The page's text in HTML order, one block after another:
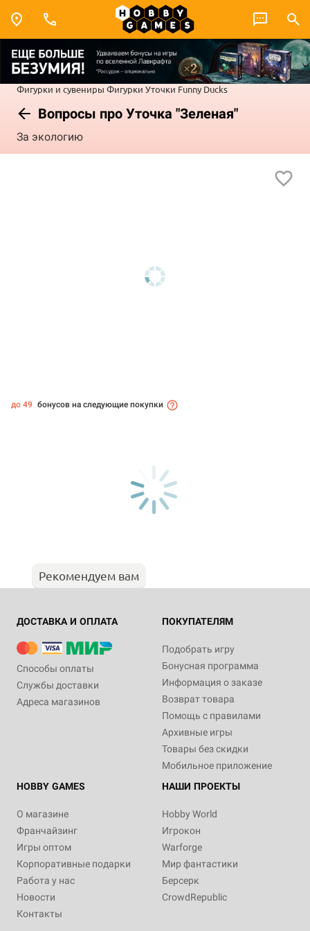
Фигурки и сувениры Фигурки Уточки Funny Ducks
Вопросы про Уточка "Зеленая"
За экологию
до 49 бонусов на следующие покупки
Рекомендуем вам
ДОСТАВКА И ОПЛАТА
Способы оплаты
Службы доставки
Адреса магазинов
ПОКУПАТЕЛЯМ
Подобрать игру
Бонусная программа
Информация о заказе
Возврат товара
Помощь с правилами
Архивные игры
Товары без скидки
Мобильное приложение
HOBBY GAMES
О магазине
Франчайзинг
Игры оптом
Корпоративные подарки
Работа у нас
Новости
Контакты
НАШИ ПРОЕКТЫ
Hobby World
Игрокон
Warforge
Мир фантастики
Берсерк
CrowdRepublic